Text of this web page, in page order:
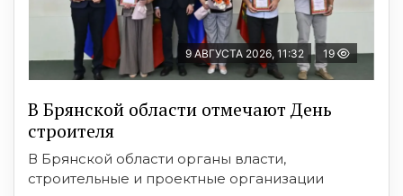
9 АВГУСТА 2026, 11:32 19
В Брянской области отмечают День
строителя
В Брянской области органы власти,
строительные и проектные организации